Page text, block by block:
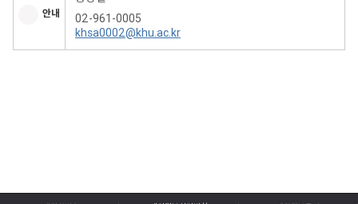
안내
02-961-0005
khsa0002@khu.ac.kr